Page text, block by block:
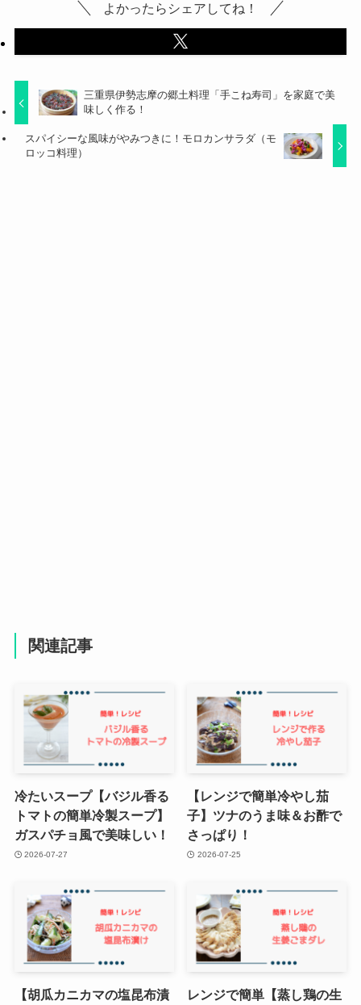
よかったらシェアしてね！
三重県伊勢志摩の郷土料理「手こね寿司」を家庭で美
味しく作る！
スパイシーな風味がやみつきに！モロカンサラダ（モ
ロッコ料理）
関連記事
冷たいスープ【バジル香る
トマトの簡単冷製スープ】
ガスパチョ風で美味しい！
2026-07-27
【レンジで簡単冷やし茄
子】ツナのうま味＆お酢で
さっぱり！
2026-07-25
【胡瓜カニカマの塩昆布漬 レンジで簡単【蒸し鶏の生